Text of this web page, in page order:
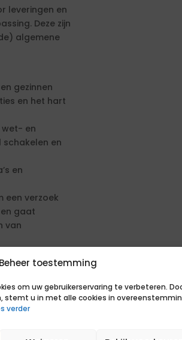
Beheer toestemming
om uw gebruikerservaring te verbeteren.
stemt u in met alle cookies in
verder
leveringen en
Deze zijn
algemene
gezinnen
en het hart
wet- en
en
en
een verzoek
gaat
van
van ouders,